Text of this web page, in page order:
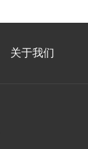
关于我们